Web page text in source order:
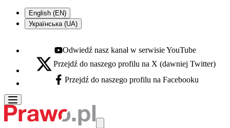
English (EN)
Українська (UA)
Youtube - otwiera się w nowej karcie
Odwiedź nasz kanał w serwisie YouTube
X - otwiera się w nowej karcie
Przejdź do naszego profilu na X (dawniej Twitter)
Facebook - otwiera się w nowej karcie
Przejdź do naszego profilu na Facebooku